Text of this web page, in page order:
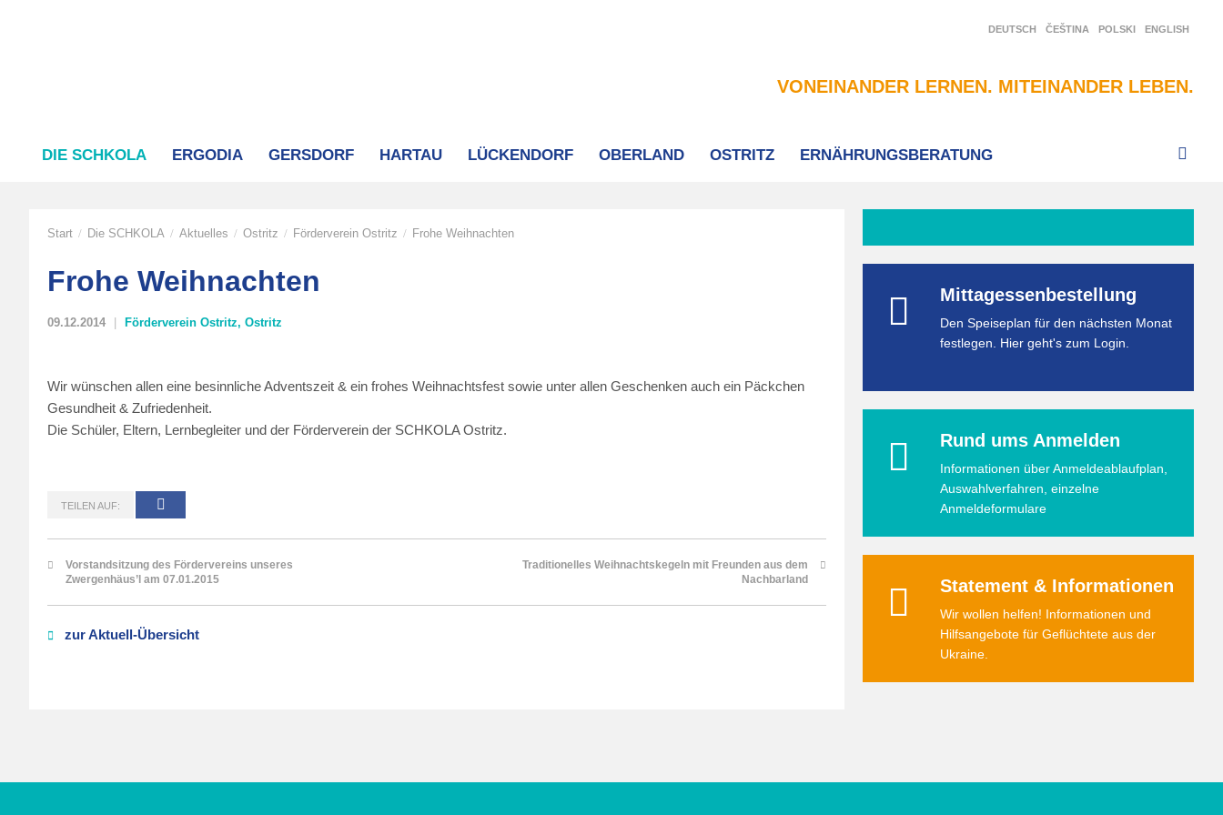
DEUTSCH ČEŠTINA POLSKI ENGLISH
VONEINANDER LERNEN. MITEINANDER LEBEN.
DIE SCHKOLA ERGODIA GERSDORF HARTAU LÜCKENDORF OBERLAND OSTRITZ ERNÄHRUNGSBERATUNG
Start / Die SCHKOLA / Aktuelles / Ostritz / Förderverein Ostritz / Frohe Weihnachten
Frohe Weihnachten
09.12.2014 Förderverein Ostritz, Ostritz
Wir wünschen allen eine besinnliche Adventszeit & ein frohes Weihnachtsfest sowie unter allen Geschenken auch ein Päckchen
Gesundheit & Zufriedenheit.
Die Schüler, Eltern, Lernbegleiter und der Förderverein der SCHKOLA Ostritz.
TEILEN AUF:
Vorstandsitzung des Fördervereins unseres
Zwergenhäus’l am 07.01.2015
Traditionelles Weihnachtskegeln mit Freunden aus dem
Nachbarland
zur Aktuell-Übersicht
Mittagessenbestellung
Den Speiseplan für den nächsten Monat
festlegen. Hier geht's zum Login.
Rund ums Anmelden
Informationen über Anmeldeablaufplan,
Auswahlverfahren, einzelne
Anmeldeformulare
Statement & Informationen
Wir wollen helfen! Informationen und
Hilfsangebote für Geflüchtete aus der
Ukraine.